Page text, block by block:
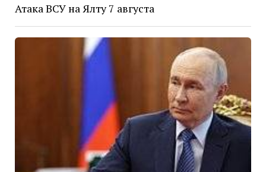
Атака ВСУ на Ялту 7 августа